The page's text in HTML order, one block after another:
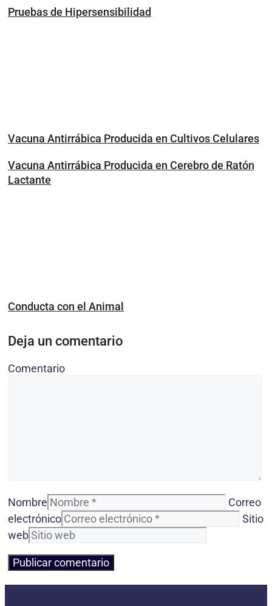
Pruebas de Hipersensibilidad
Vacuna Antirrábica Producida en Cultivos Celulares
Vacuna Antirrábica Producida en Cerebro de Ratón
Lactante
Conducta con el Animal
Deja un comentario
Comentario
Nombre
Correo
electrónico
Sitio
web